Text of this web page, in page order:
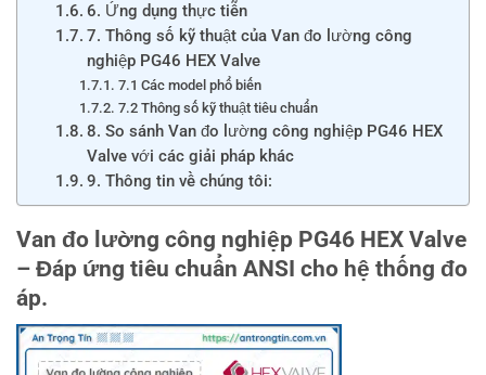
6. Ứng dụng thực tiễn
7. Thông số kỹ thuật của Van đo lường công
nghiệp PG46 HEX Valve
7.1 Các model phổ biến
7.2 Thông số kỹ thuật tiêu chuẩn
8. So sánh Van đo lường công nghiệp PG46 HEX
Valve với các giải pháp khác
9. Thông tin về chúng tôi:
Van đo lường công nghiệp PG46 HEX Valve
– Đáp ứng tiêu chuẩn ANSI cho hệ thống đo
áp.